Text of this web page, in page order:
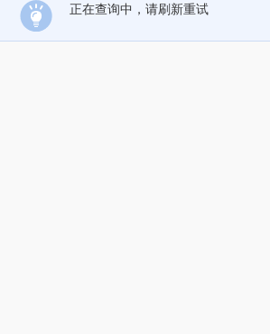
正在查询中，请刷新重试